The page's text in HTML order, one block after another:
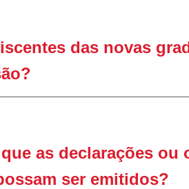
scentes das novas
as declarações ou
ser emitidos?